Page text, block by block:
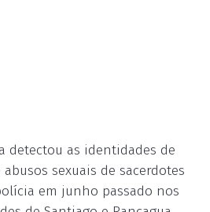
detectou as identidades de
sexuais de sacerdotes
em junho passado nos